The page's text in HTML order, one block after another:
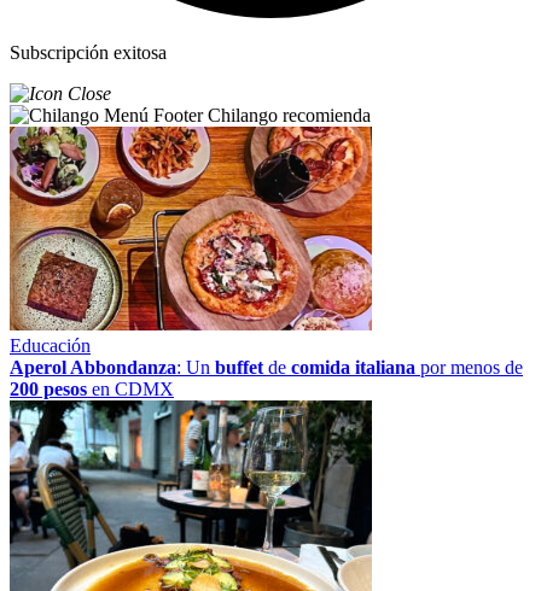
Subscripción exitosa
Chilango recomienda
Educación
Aperol Abbondanza: Un buffet de comida italiana por menos de
200 pesos en CDMX